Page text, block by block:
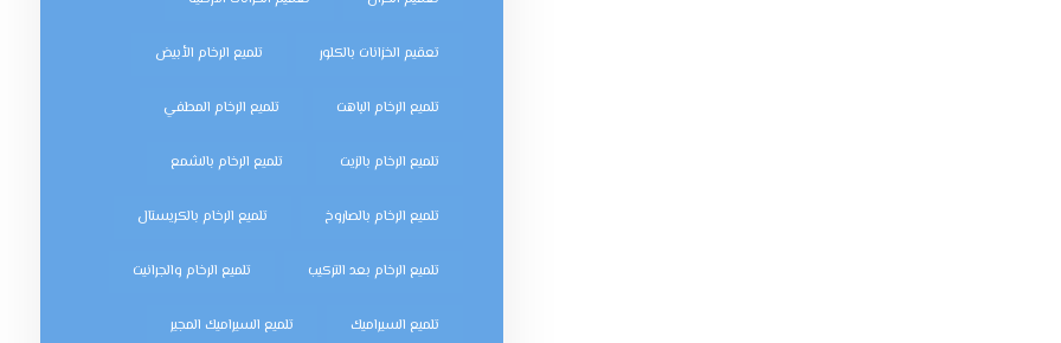
تعقيم الخزانات بالكلور تلميع الرخام الأبيض
تلميع الرخام الباهت تلميع الرخام المطفي
تلميع الرخام بالزيت تلميع الرخام بالشمع
تلميع الرخام بالصاروخ تلميع الرخام بالكريستال
تلميع الرخام بعد التركيب تلميع الرخام والجرانيت
تلميع السيراميك تلميع السيراميك المجير